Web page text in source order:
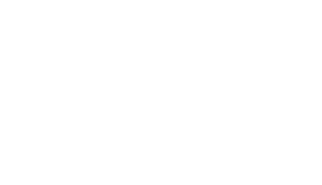
Elektrische stuurbekrachtiging maakt sturen lichter en comfortabeler op